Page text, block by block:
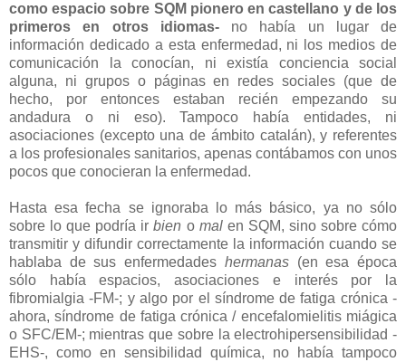
como espacio sobre SQM pionero en castellano y de los
primeros en otros idiomas-no había un lugar de
información dedicado a esta enfermedad, ni los medios de
comunicación la conocían, ni existía conciencia social
alguna, ni grupos o páginas en redes sociales (que de
hecho, por entonces estaban recién empezando su
andadura o ni eso). Tampoco había entidades, ni
asociaciones (excepto una de ámbito catalán), y referentes
a los profesionales sanitarios, apenas contábamos con unos
pocos que conocieran la enfermedad.
Hasta esa fecha se ignoraba lo más básico, ya no sólo
sobre lo que podría irbien o malen SQM, sino sobre cómo
transmitir y difundir correctamente la información cuando se
hablaba de sus enfermedades hermanas(en esa época
sólo había espacios, asociaciones e interés por la
fibromialgia -FM-; y algo por el síndrome de fatiga crónica -
ahora, síndrome de fatiga crónica / encefalomielitis miágica
o SFC/EM-; mientras que sobre la electrohipersensibilidad -
EHS-, como en sensibilidad química, no había tampoco